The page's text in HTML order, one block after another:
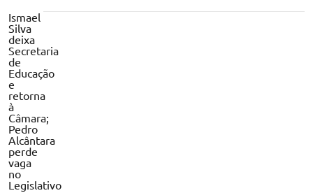
Ismael
Silva
deixa
Secretaria
de
Educação
e
retorna
à
Câmara;
Pedro
Alcântara
perde
vaga
no
Legislativo